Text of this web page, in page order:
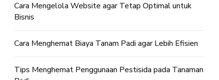
Cara Mengelola Website agar Tetap Optimal untuk
Bisnis
Cara Menghemat Biaya Tanam Padi agar Lebih Efisien
Tips Menghemat Penggunaan Pestisida pada Tanaman